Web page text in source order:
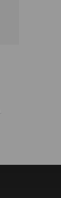
.